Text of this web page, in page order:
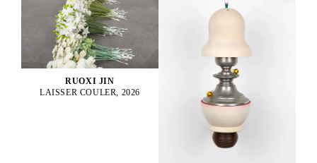
RUOXI JIN
LAISSER COULER, 2026